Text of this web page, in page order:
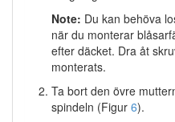
Note: Du kan behöva
när du monterar
efter däcket. Dra åt
monterats.
Ta bort den övre
spindeln (Figur 6).